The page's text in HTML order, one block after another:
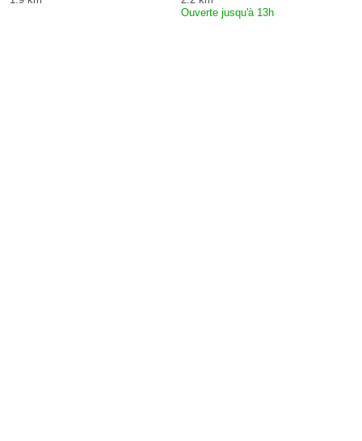
Ouverte jusqu'à 13h